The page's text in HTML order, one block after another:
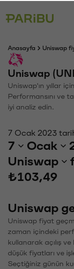
Anasayfa Uniswap
Uniswap
Uniswap'ın yıllar
Performansını ve
iyi analiz edin.
7 Ocak 2023
7 Ocak
Uniswap
₺103,49
Uniswap
Uniswap fiyat
zaman içindeki
kullanarak açılış
düşük fiyatları ve
Seçtiğiniz günün